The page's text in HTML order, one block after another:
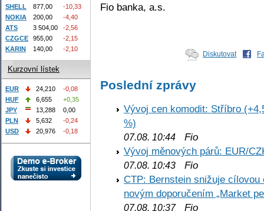
Fio banka, a.s.
Diskutovat
Poslední zprávy
Vývoj cen komodit: Stříbro
%)
07.08. 10:44 Fio
Vývoj měnových párů: EUR/
07.08. 10:43 Fio
CTP: Bernstein snižuje
novým doporučením „Market
07.08. 10:37Fio
SHELL 877,00
-10,33
NOKIA
200,00
-4,40
ATS
3 504,00
-2,56
CZGCE
955,00
-2,15
KARIN
140,00 -2,10
Kurzovní lístek
EUR 24,210
-0,08
HUF
6,655
+0,35
JPY
13,288
0,00
PLN
5,632
-0,24
USD
20,976 -0,18